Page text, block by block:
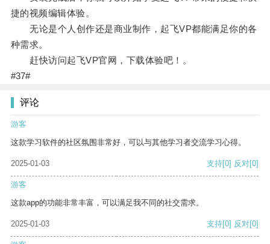
捷的视频编辑体验。
无论是个人创作还是商业制作，起飞VP都能满足你的各
种需求。
赶快访问起飞VP官网，下载体验吧！。
#37#
评论
游客
这款学习软件的社区氛围非常好，可以与其他学习者交流学习心得。
2025-01-03 支持[0] 反对[0]
游客
这款app的功能非常丰富，可以满足我不同的社交需求。
2025-01-03 支持[0] 反对[0]